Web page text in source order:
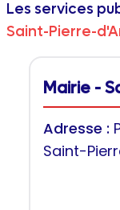
Les services
Saint-Pierre-
Mairie -
Adresse :
Saint-